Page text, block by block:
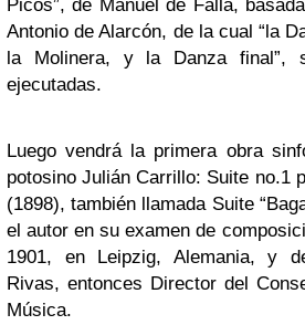
Picos”, de Manuel de Falla,
Antonio de Alarcón, de la cual “la
la Molinera, y la Danza final”,
ejecutadas.
Luego vendrá la primera obra
potosino Julián Carrillo: Suite no.1
(1898), también llamada Suite
el autor en su examen de
1901, en Leipzig, Alemania, y
Rivas, entonces Director del
Música.